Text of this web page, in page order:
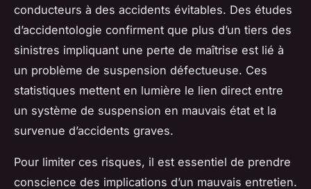
conducteurs à des accidents évitables. Des études
d’accidentologie confirment que plus d’un tiers des
sinistres impliquant une perte de maîtrise est lié à
un problème de suspension défectueuse. Ces
statistiques mettent en lumière le lien direct entre
un système de suspension en mauvais état et la
survenue d’accidents graves.
Pour limiter ces risques, il est essentiel de prendre
conscience des implications d’un mauvais entretien.